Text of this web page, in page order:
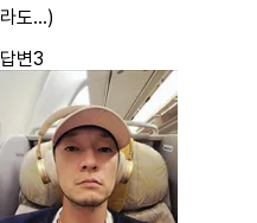
라도…)
답변3